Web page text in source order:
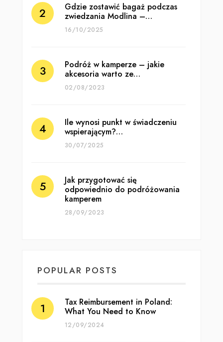
Gdzie zostawić bagaż podczas
zwiedzania Modlina –…
16/10/2025
Podróż w kamperze – jakie
akcesoria warto ze…
02/08/2023
Ile wynosi punkt w świadczeniu
wspierającym?…
30/07/2025
Jak przygotować się
odpowiednio do podróżowania
kamperem
28/09/2023
POPULAR POSTS
Tax Reimbursement in Poland:
What You Need to Know
12/09/2024